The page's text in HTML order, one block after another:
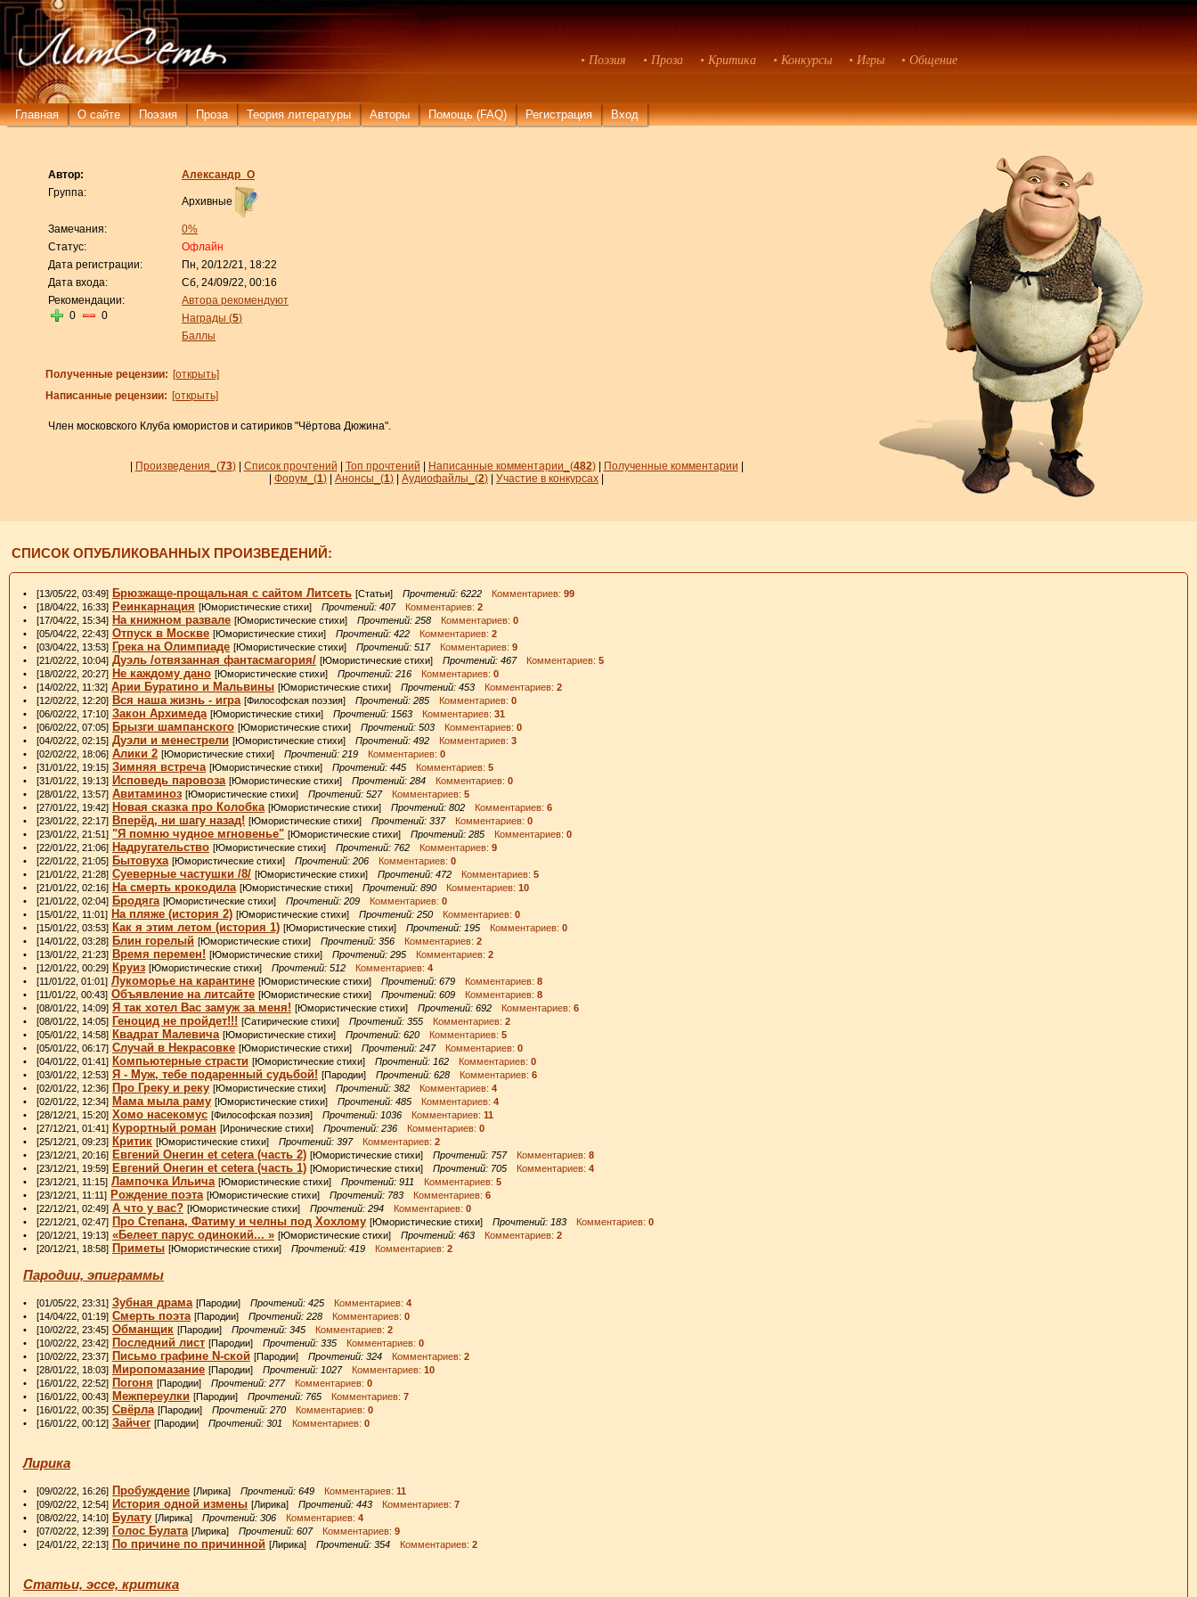
• Поэзия • Проза • Критика • Конкурсы • Игры • Общение
Главная О сайте Поэзия Проза Теория литературы Авторы Помощь (FAQ) Регистрация Вход
Автор:
Александр_О
Группа:
Архивные
Замечания:
0%
Статус:
Офлайн
Дата регистрации:
Пн, 20/12/21, 18:22
Дата входа:
Сб, 24/09/22, 00:16
Рекомендации:
0
0
Автора рекомендуют
Награды (5)
Баллы
Полученные рецензии: [открыть]
Написанные рецензии: [открыть]
Член московского Клуба юмористов и сатириков "Чёртова Дюжина".
| Произведения_ (73) | Список прочтений | Топ прочтений | Написанные комментарии_ (482)| Полученные комментарии |
| Форум_ (1) | Анонсы_ (1) | Аудиофайлы_(2) | Участие в конкурсах |
СПИСОК ОПУБЛИКОВАННЫХ ПРОИЗВЕДЕНИЙ:
• [13/05/22, 03:49] Брюзжаще-прощальная с сайтом Литсеть [Статьи] Прочтений: 6222 Комментариев: 99
• [18/04/22, 16:33] Реинкарнация [Юмористические стихи] Прочтений: 407Комментариев: 2
• [17/04/22, 15:34] На книжном развале [Юмористические стихи] Прочтений: 258 Комментариев: 0
• [05/04/22, 22:43] Отпуск в Москве [Юмористические стихи] Прочтений: 422 Комментариев: 2
• [03/04/22, 13:53] Грека на Олимпиаде [Юмористические стихи] Прочтений: 517Комментариев: 9
• [21/02/22, 10:04] Дуэль /отвязанная фантасмагория/ [Юмористические стихи] Прочтений: 467Комментариев: 5
• [18/02/22, 20:27] Не каждому дано [Юмористические стихи] Прочтений: 216 Комментариев: 0
• [14/02/22, 11:32] Арии Буратино и Мальвины [Юмористические стихи] Прочтений: 453 Комментариев: 2
• [12/02/22, 12:20] Вся наша жизнь - игра [Философская поэзия] Прочтений: 285 Комментариев: 0
• [06/02/22, 17:10] Закон Архимеда [Юмористические стихи] Прочтений: 1563 Комментариев: 31
• [06/02/22, 07:05] Брызги шампанского [Юмористические стихи] Прочтений: 503 Комментариев: 0
• [04/02/22, 02:15] Дуэли и менестрели [Юмористические стихи] Прочтений: 492 Комментариев: 3
• [02/02/22, 18:06] Алики 2 [Юмористические стихи] Прочтений: 219 Комментариев: 0
• [31/01/22, 19:15] Зимняя встреча [Юмористические стихи] Прочтений: 445 Комментариев: 5
• [31/01/22, 19:13] Исповедь паровоза [Юмористические стихи] Прочтений: 284 Комментариев: 0
• [28/01/22, 13:57] Авитаминоз [Юмористические стихи] Прочтений: 527Комментариев: 5
• [27/01/22, 19:42] Новая сказка про Колобка [Юмористические стихи] Прочтений: 802 Комментариев: 6
• [23/01/22, 22:17] Вперёд, ни шагу назад! [Юмористические стихи] Прочтений: 337Комментариев: 0
• [23/01/22, 21:51] "Я помню чудное мгновенье" [Юмористические стихи] Прочтений: 285 Комментариев: 0
• [22/01/22, 21:06] Надругательство [Юмористические стихи] Прочтений: 762 Комментариев: 9
• [22/01/22, 21:05] Бытовуха [Юмористические стихи] Прочтений: 206 Комментариев: 0
• [21/01/22, 21:28] Суеверные частушки /8/ [Юмористические стихи] Прочтений: 472 Комментариев: 5
• [21/01/22, 02:16] На смерть крокодила [Юмористические стихи] Прочтений: 890 Комментариев: 10
• [21/01/22, 02:04] Бродяга [Юмористические стихи] Прочтений: 209 Комментариев: 0
• [15/01/22, 11:01] На пляже (история 2) [Юмористические стихи] Прочтений: 250 Комментариев: 0
• [15/01/22, 03:53] Как я этим летом (история 1) [Юмористические стихи] Прочтений: 195 Комментариев: 0
• [14/01/22, 03:28] Блин горелый [Юмористические стихи] Прочтений: 356 Комментариев: 2
• [13/01/22, 21:23] Время перемен! [Юмористические стихи] Прочтений: 295 Комментариев: 2
• [12/01/22, 00:29] Круиз [Юмористические стихи] Прочтений: 512 Комментариев: 4
• [11/01/22, 01:01] Лукоморье на карантине [Юмористические стихи] Прочтений: 679 Комментариев: 8
• [11/01/22, 00:43] Объявление на литсайте [Юмористические стихи] Прочтений: 609 Комментариев: 8
• [08/01/22, 14:09] Я так хотел Вас замуж за меня! [Юмористические стихи] Прочтений: 692 Комментариев: 6
• [08/01/22, 14:05] Геноцид не пройдет!!! [Сатирические стихи] Прочтений: 355 Комментариев: 2
• [05/01/22, 14:58] Квадрат Малевича [Юмористические стихи] Прочтений: 620 Комментариев: 5
• [05/01/22, 06:17] Случай в Некрасовке [Юмористические стихи] Прочтений: 247Комментариев: 0
• [04/01/22, 01:41] Компьютерные страсти [Юмористические стихи] Прочтений: 162 Комментариев: 0
• [03/01/22, 12:53] Я - Муж, тебе подаренный судьбой! [Пародии] Прочтений: 628 Комментариев: 6
• [02/01/22, 12:36] Про Греку и реку [Юмористические стихи] Прочтений: 382 Комментариев: 4
• [02/01/22, 12:34] Мама мыла раму [Юмористические стихи] Прочтений: 485 Комментариев: 4
• [28/12/21, 15:20] Хомо насекомус [Философская поэзия] Прочтений: 1036 Комментариев: 11
• [27/12/21, 01:41] Курортный роман [Иронические стихи] Прочтений: 236 Комментариев: 0
• [25/12/21, 09:23] Критик [Юмористические стихи] Прочтений: 397Комментариев: 2
• [23/12/21, 20:16] Евгений Онегин et cetera (часть 2) [Юмористические стихи] Прочтений: 757Комментариев: 8
• [23/12/21, 19:59] Евгений Онегин et cetera (часть 1) [Юмористические стихи] Прочтений: 705 Комментариев: 4
• [23/12/21, 11:15] Лампочка Ильича [Юмористические стихи] Прочтений: 911 Комментариев: 5
• [23/12/21, 11:11] Рождение поэта [Юмористические стихи] Прочтений: 783 Комментариев: 6
• [22/12/21, 02:49] А что у вас? [Юмористические стихи] Прочтений: 294 Комментариев: 0
• [22/12/21, 02:47] Про Степана, Фатиму и челны под Хохлому [Юмористические стихи] Прочтений: 183 Комментариев: 0
• [20/12/21, 19:13] «Белеет парус одинокий... » [Юмористические стихи] Прочтений: 463 Комментариев: 2
• [20/12/21, 18:58] Приметы [Юмористические стихи] Прочтений: 419 Комментариев: 2
Пародии, эпиграммы
• [01/05/22, 23:31] Зубная драма [Пародии] Прочтений: 425 Комментариев: 4
• [14/04/22, 01:19] Смерть поэта [Пародии] Прочтений: 228 Комментариев: 0
• [10/02/22, 23:45] Обманщик [Пародии] Прочтений: 345 Комментариев: 2
• [10/02/22, 23:42] Последний лист [Пародии] Прочтений: 335 Комментариев: 0
• [10/02/22, 23:37] Письмо графине N-ской [Пародии] Прочтений: 324 Комментариев: 2
• [28/01/22, 18:03] Миропомазание [Пародии] Прочтений: 1027Комментариев: 10
• [16/01/22, 22:52] Погоня [Пародии] Прочтений: 277Комментариев: 0
• [16/01/22, 00:43] Межпереулки [Пародии] Прочтений: 765 Комментариев: 7
• [16/01/22, 00:35] Свёрла [Пародии] Прочтений: 270 Комментариев: 0
• [16/01/22, 00:12] Зайчег [Пародии] Прочтений: 301 Комментариев: 0
Лирика
• [09/02/22, 16:26] Пробуждение [Лирика] Прочтений: 649 Комментариев: 11
• [09/02/22, 12:54] История одной измены [Лирика] Прочтений: 443 Комментариев: 7
• [08/02/22, 14:10] Булату [Лирика] Прочтений: 306 Комментариев: 4
• [07/02/22, 12:39] Голос Булата [Лирика] Прочтений: 607Комментариев: 9
• [24/01/22, 22:13] По причине по причинной [Лирика] Прочтений: 354 Комментариев: 2
Статьи, эссе, критика